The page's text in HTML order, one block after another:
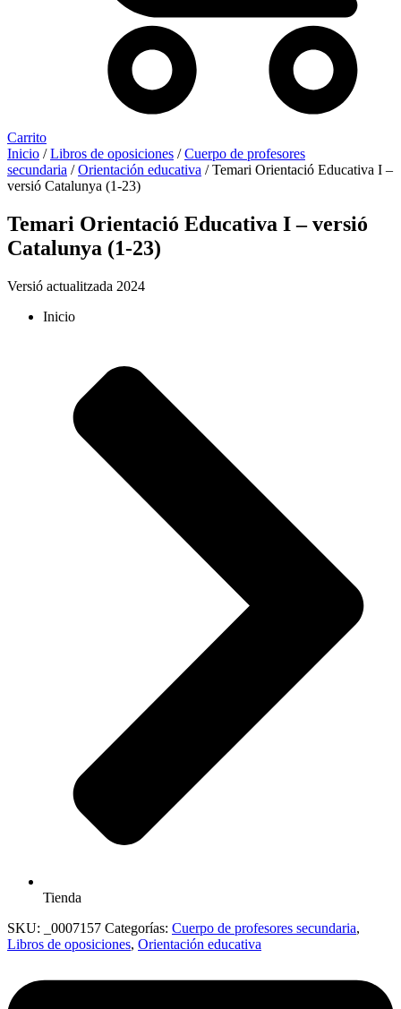
Carrito
Inicio /Libros de oposiciones /Cuerpo de profesores
secundaria /Orientación educativa / Temari Orientació Educativa I –
versió Catalunya (1-23)
Temari Orientació Educativa I – versió
Catalunya (1-23)
Versió actualitzada 2024
Inicio
Tienda
SKU:
_0007157 Categorías: Cuerpo de profesores secundaria,
Libros de oposiciones, Orientación educativa